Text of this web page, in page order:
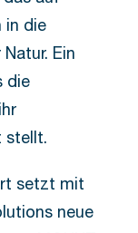
in die
Ein
die
stellt.
setzt mit
neue